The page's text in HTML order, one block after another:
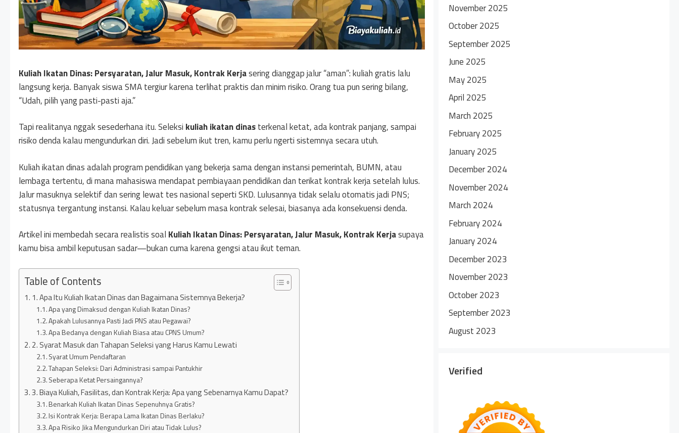
Kuliah Ikatan Dinas: Persyaratan, Jalur Masuk, Kontrak Kerjasering dianggap jalur “aman”: kuliah gratis lalu
langsung kerja. Banyak siswa SMA tergiur karena terlihat praktis dan minim risiko. Orang tua pun sering bilang,
“Udah, pilih yang pasti-pasti aja.”
Tapi realitanya nggak sesederhana itu. Seleksi kuliah ikatan dinasterkenal ketat, ada kontrak panjang, sampai
risiko denda kalau mengundurkan diri. Jadi sebelum ikut tren, kamu perlu ngerti sistemnya secara utuh.
Kuliah ikatan dinas adalah program pendidikan yang bekerja sama dengan instansi pemerintah, BUMN, atau
lembaga tertentu, di mana mahasiswa mendapat pembiayaan pendidikan dan terikat kontrak kerja setelah lulus.
Jalur masuknya selektif dan sering lewat tes nasional seperti SKD. Lulusannya tidak selalu otomatis jadi PNS;
statusnya tergantung instansi. Kalau keluar sebelum masa kontrak selesai, biasanya ada konsekuensi denda.
Artikel ini membedah secara realistis soal Kuliah Ikatan Dinas: Persyaratan, Jalur Masuk, Kontrak Kerjasupaya
kamu bisa ambil keputusan sadar—bukan cuma karena gengsi atau ikut teman.
Table of Contents
1. Apa Itu Kuliah Ikatan Dinas dan Bagaimana Sistemnya Bekerja?
Apa yang Dimaksud dengan Kuliah Ikatan Dinas?
Apakah Lulusannya Pasti Jadi PNS atau Pegawai?
Apa Bedanya dengan Kuliah Biasa atau CPNS Umum?
2. Syarat Masuk dan Tahapan Seleksi yang Harus Kamu Lewati
Syarat Umum Pendaftaran
Tahapan Seleksi: Dari Administrasi sampai Pantukhir
Seberapa Ketat Persaingannya?
3. Biaya Kuliah, Fasilitas, dan Kontrak Kerja: Apa yang Sebenarnya Kamu Dapat?
Benarkah Kuliah Ikatan Dinas Sepenuhnya Gratis?
Isi Kontrak Kerja: Berapa Lama Ikatan Dinas Berlaku?
Apa Risiko Jika Mengundurkan Diri atau Tidak Lulus?
November 2025
October 2025
September 2025
June 2025
May 2025
April 2025
March 2025
February 2025
January 2025
December 2024
November 2024
March 2024
February 2024
January 2024
December 2023
November 2023
October 2023
September 2023
August 2023
Verified